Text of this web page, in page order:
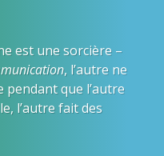
est une sorcière –
, l’autre ne
pendant que l’autre
l’autre fait des